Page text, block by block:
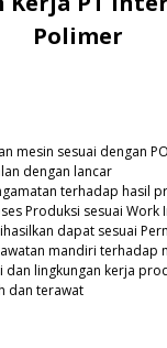
Polimer
mesin sesuai dengan
dengan lancar
terhadap hasil
Produksi sesuai Work
dapat sesuai
mandiri terhadap
lingkungan kerja
dan terawat